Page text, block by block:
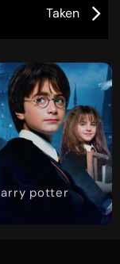
Taken
potter